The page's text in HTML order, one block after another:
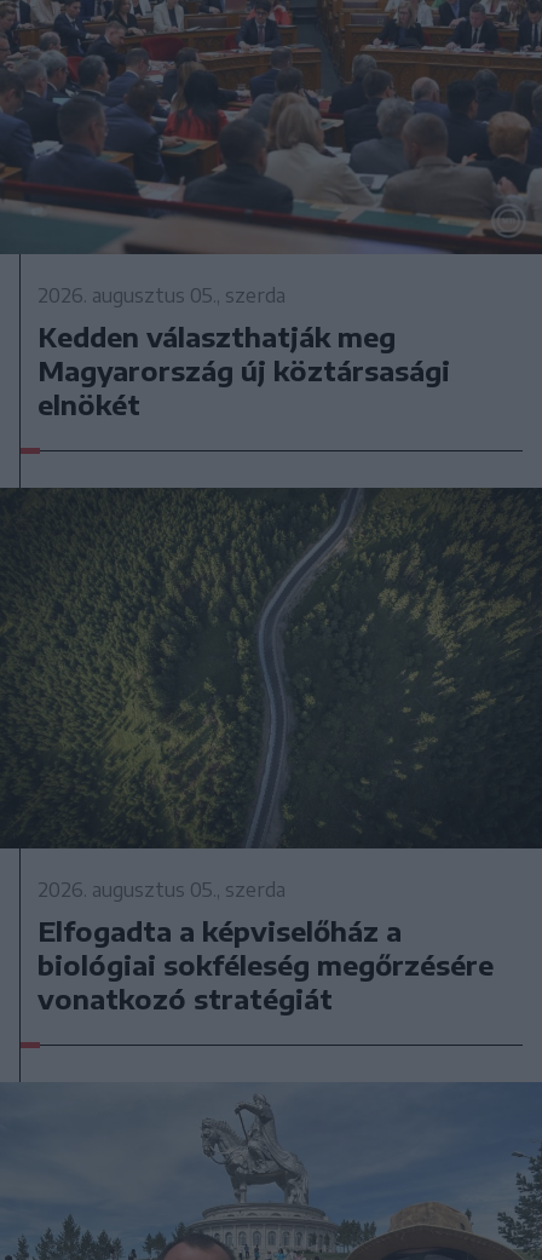
2026. augusztus 05., szerda
Kedden választhatják meg
Magyarország új köztársasági
elnökét
2026. augusztus 05., szerda
Elfogadta a képviselőház a
biológiai sokféleség megőrzésére
vonatkozó stratégiát